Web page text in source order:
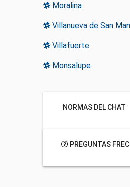
Moralina
Villanueva de San
Villafuerte
Monsalupe
NORMAS DEL CHAT
PREGUNTAS